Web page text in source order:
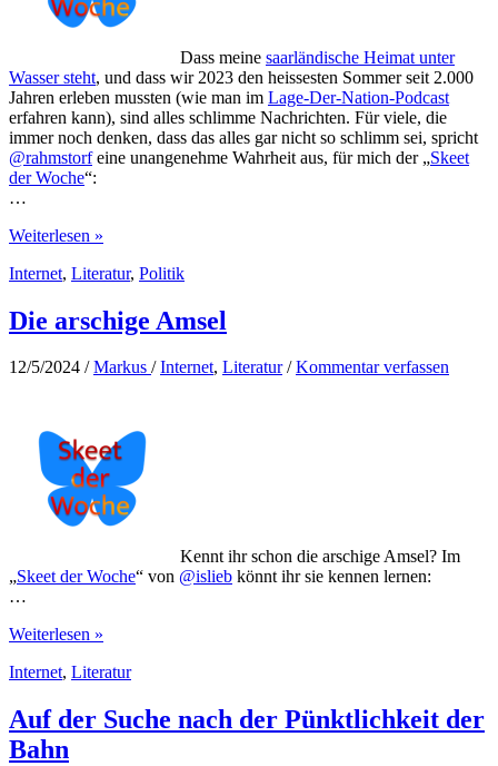
Dass meine saarländische Heimat unter
Wasser steht, und dass wir 2023 den heissesten Sommer seit 2.000
Jahren erleben mussten (wie man im Lage-Der-Nation-Podcast
erfahren kann), sind alles schlimme Nachrichten. Für viele, die
immer noch denken, dass das alles gar nicht so schlimm sei, spricht
@rahmstorfeine unangenehme Wahrheit aus, für mich der „Skeet
der Woche“:
…
Verschleppter
Weiterlesen »
Internet, Literatur, Politik
Die arschige Amsel
12/5/2024 /Markus /Internet, Literatur/Kommentar verfassen
Kennt ihr schon die arschige Amsel? Im
„Skeet der Woche“ von @islieb könnt ihr sie kennen lernen:
…
Die
Amsel
Weiterlesen »
Internet, Literatur
Auf der Suche nach der Pünktlichkeit der
Bahn